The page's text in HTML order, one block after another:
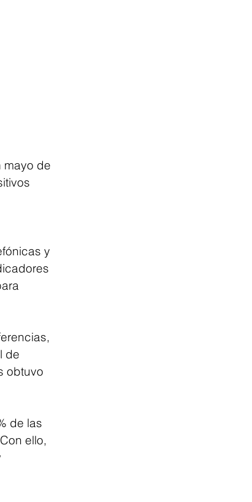
mayo de
y
de
obtuvo
de las
ello,